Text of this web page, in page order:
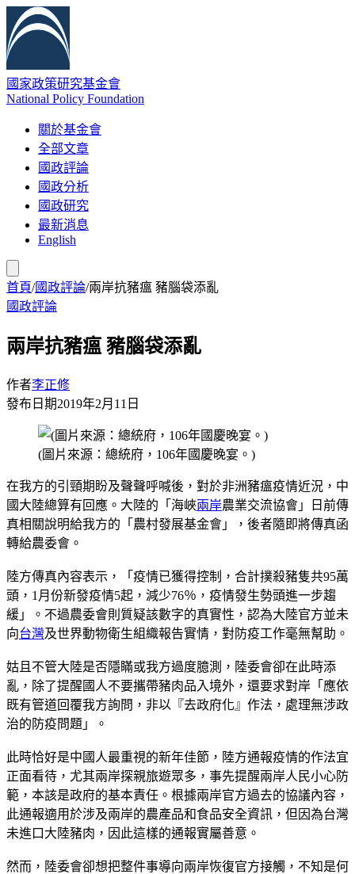
國家政策研究基金會
National Policy Foundation
關於基金會
全部文章
國政評論
國政分析
國政研究
最新消息
English
首頁/國政評論/兩岸抗豬瘟 豬腦袋添亂
國政評論
兩岸抗豬瘟 豬腦袋添亂
作者李正修
發布日期2019年2月11日
(圖片來源：總統府，106年國慶晚宴。)
在我方的引頸期盼及聲聲呼喊後，對於非洲豬瘟疫情近況，中
國大陸總算有回應。大陸的「海峽兩岸農業交流協會」日前傳
真相關說明給我方的「農村發展基金會」，後者隨即將傳真函
轉給農委會。
陸方傳真內容表示，「疫情已獲得控制，合計撲殺豬隻共95萬
頭，1月份新發疫情5起，減少76％，疫情發生勢頭進一步趨
緩」。不過農委會則質疑該數字的真實性，認為大陸官方並未
向台灣及世界動物衛生組織報告實情，對防疫工作毫無幫助。
姑且不管大陸是否隱瞞或我方過度臆測，陸委會卻在此時添
亂，除了提醒國人不要攜帶豬肉品入境外，還要求對岸「應依
既有管道回覆我方詢問，非以『去政府化』作法，處理無涉政
治的防疫問題」。
此時恰好是中國人最重視的新年佳節，陸方通報疫情的作法宜
正面看待，尤其兩岸探親旅遊眾多，事先提醒兩岸人民小心防
範，本該是政府的基本責任。根據兩岸官方過去的協議內容，
此通報適用於涉及兩岸的農產品和食品安全資訊，但因為台灣
未進口大陸豬肉，因此這樣的通報實屬善意。
然而，陸委會卻想把整件事導向兩岸恢復官方接觸，不知是何